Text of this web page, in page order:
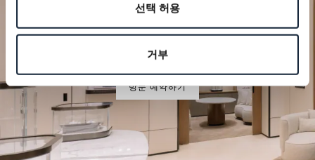
선택 허용
거부
특별한 순간을 계획하세요
방문 예약하기